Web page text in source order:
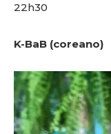
22h30
K-BaB (coreano)